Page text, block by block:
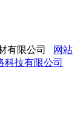
有限公司
网站
科技有限公司